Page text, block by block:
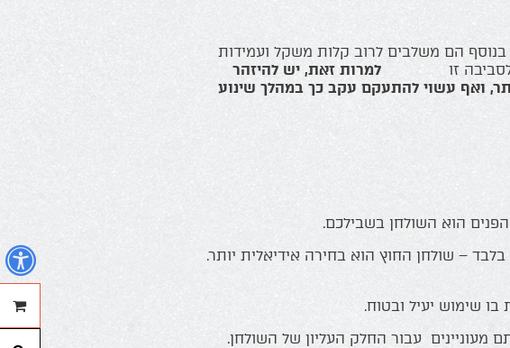
בנוסף הם משלבים לרוב קלות משקל ועמידות
זו למרות זאת, יש להיזהר
ואף עשוי להתעקם עקב כך במהלך שינוע
הוא השולחן בשבילכם.
– שולחן החוץ הוא בחירה אידיאלית יותר.
שימוש יעיל ובטוח.
עבור החלק העליון של השולחן.